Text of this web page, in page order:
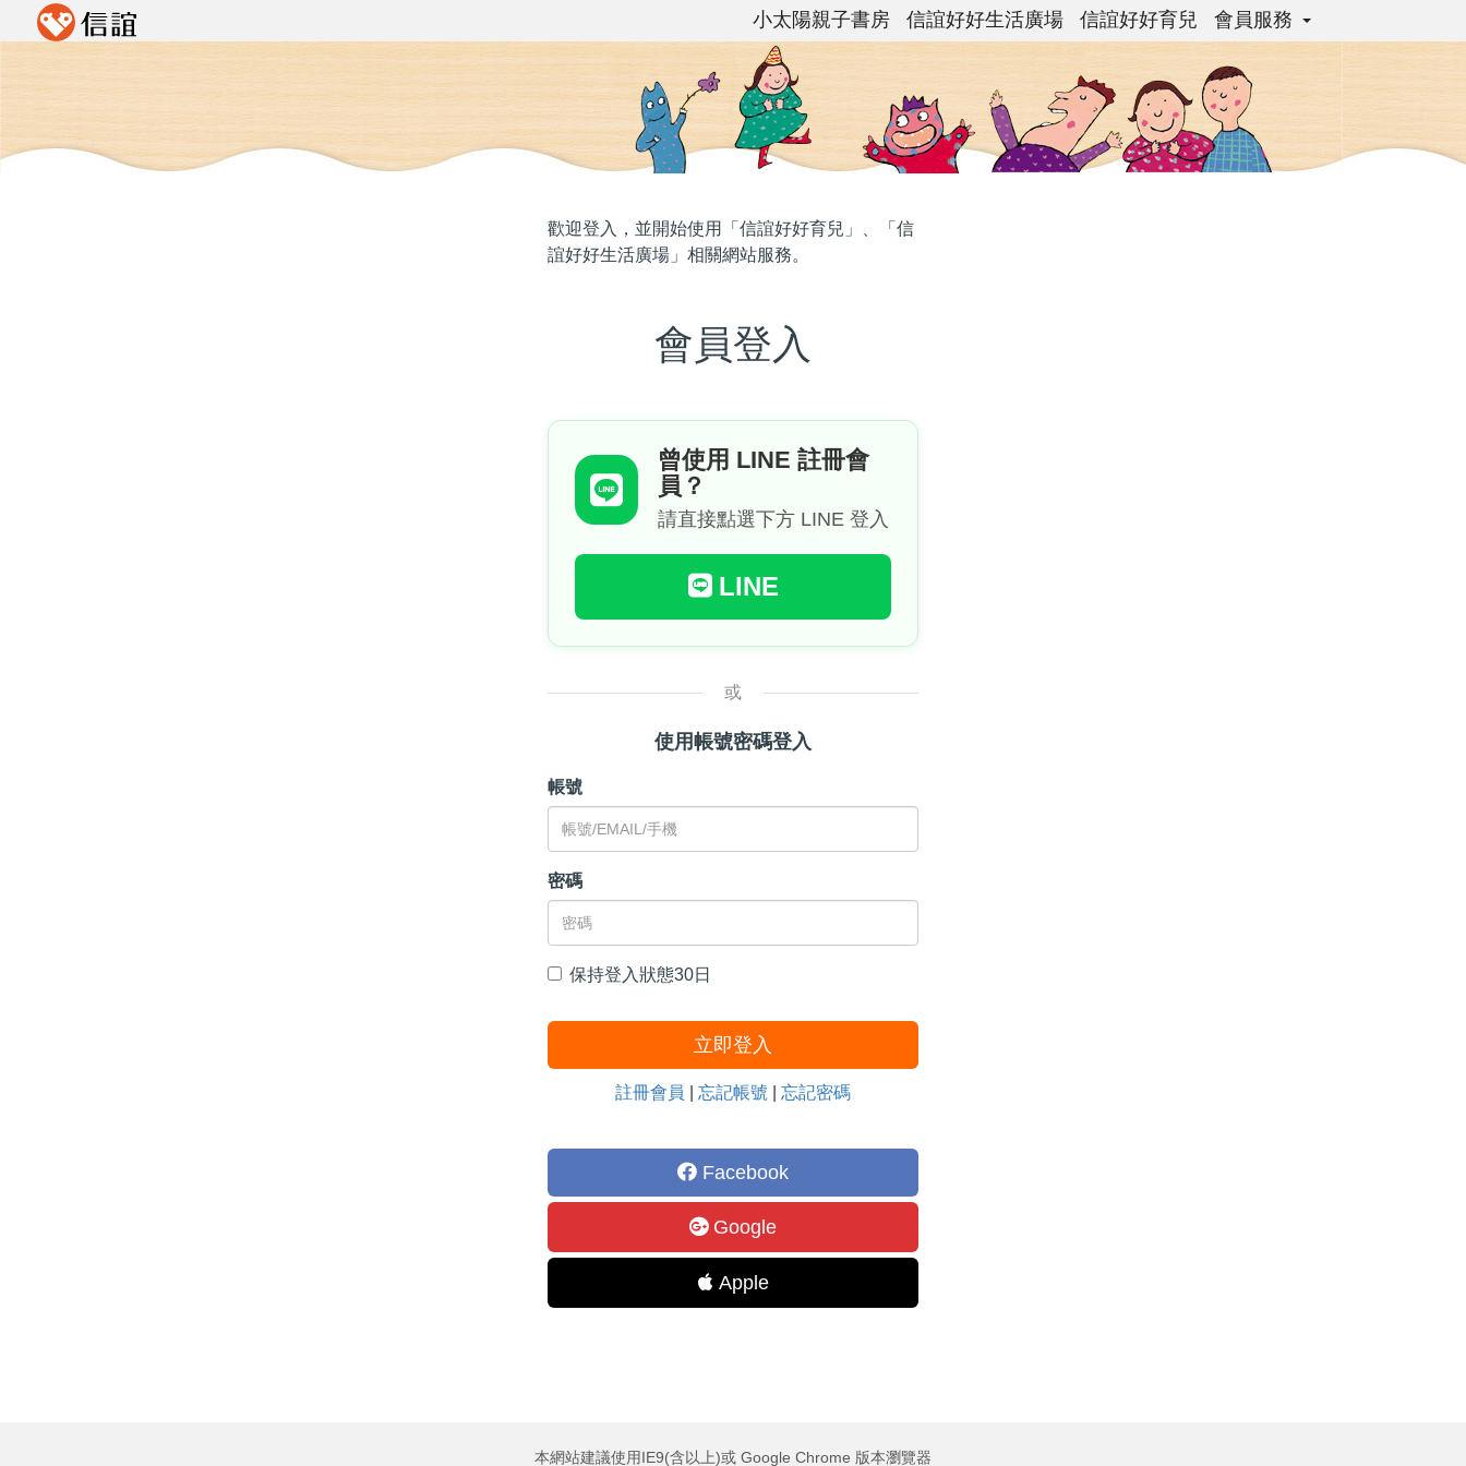
小太陽親子書房 信誼好好生活廣場 信誼好好育兒 會員服務
歡迎登入，並開始使用「信誼好好育兒」、「信
誼好好生活廣場」相關網站服務。
會員登入
曾使用 LINE 註冊會
員？
請直接點選下方 LINE 登入
LINE
或
使用帳號密碼登入
帳號
密碼
保持登入狀態30日
立即登入
註冊會員 忘記帳號 忘記密碼
Facebook
Google
Apple
本網站建議使用IE9(含以上)或 Google Chrome 版本瀏覽器